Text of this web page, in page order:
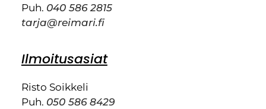
Puh. 040 586 2815
tarja@reimari.fi
Ilmoitusasiat
Risto Soikkeli
Puh. 050 586 8429